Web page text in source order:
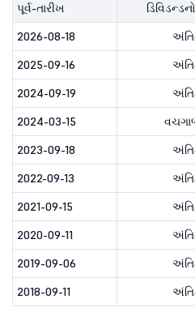
પૂર્વ-તારીખ
2026-08-18
2025-09-16
2024-09-19
2024-03-15
2023-09-18
2022-09-13
2021-09-15
2020-09-11
2019-09-06
2018-09-11